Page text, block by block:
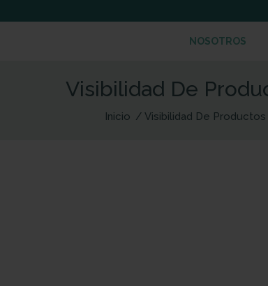
NOSOTROS
Visibilidad De
Inicio Visibilidad De Productos